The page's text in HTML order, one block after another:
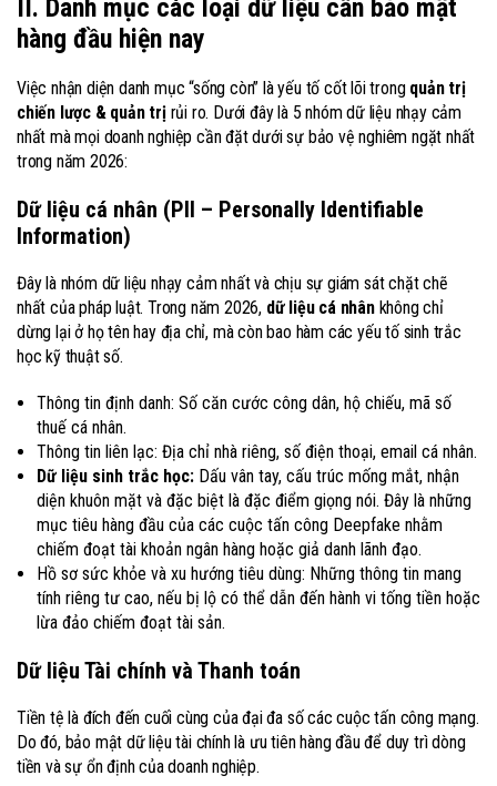
II. Danh mục các loại dữ liệu cần bảo mật
hàng đầu hiện nay
Việc nhận diện danh mục “sống còn” là yếu tố cốt lõi trong quản trị
chiến lược & quản trịrủi ro. Dưới đây là 5 nhóm dữ liệu nhạy cảm
nhất mà mọi doanh nghiệp cần đặt dưới sự bảo vệ nghiêm ngặt nhất
trong năm 2026:
Dữ liệu cá nhân (PII – Personally Identifiable
Information)
Đây là nhóm dữ liệu nhạy cảm nhất và chịu sự giám sát chặt chẽ
nhất của pháp luật. Trong năm 2026, dữ liệu cá nhânkhông chỉ
dừng lại ở họ tên hay địa chỉ, mà còn bao hàm các yếu tố sinh trắc
học kỹ thuật số.
Thông tin định danh: Số căn cước công dân, hộ chiếu, mã số
thuế cá nhân.
Thông tin liên lạc: Địa chỉ nhà riêng, số điện thoại, email cá nhân.
Dữ liệu sinh trắc học: Dấu vân tay, cấu trúc mống mắt, nhận
diện khuôn mặt và đặc biệt là đặc điểm giọng nói. Đây là những
mục tiêu hàng đầu của các cuộc tấn công Deepfake nhằm
chiếm đoạt tài khoản ngân hàng hoặc giả danh lãnh đạo.
Hồ sơ sức khỏe và xu hướng tiêu dùng: Những thông tin mang
tính riêng tư cao, nếu bị lộ có thể dẫn đến hành vi tống tiền hoặc
lừa đảo chiếm đoạt tài sản.
Dữ liệu Tài chính và Thanh toán
Tiền tệ là đích đến cuối cùng của đại đa số các cuộc tấn công mạng.
Do đó, bảo mật dữ liệu tài chính là ưu tiên hàng đầu để duy trì dòng
tiền và sự ổn định của doanh nghiệp.